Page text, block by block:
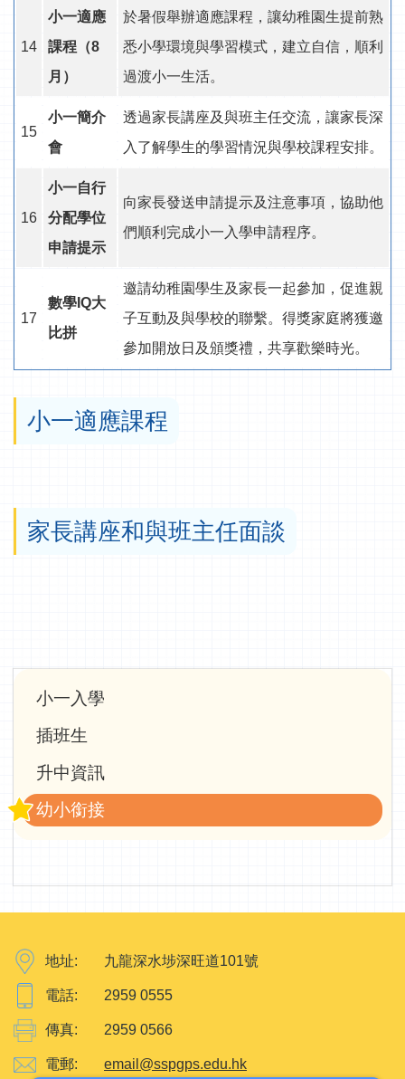
14
小一適應
課程（8
月）
於暑假舉辦適應課程，讓幼稚園生提前熟
悉小學環境與學習模式，建立自信，順利
過渡小一生活。
15
小一簡介
會
透過家長講座及與班主任交流，讓家長深
入了解學生的學習情況與學校課程安排。
16
小一自行
分配學位
申請提示
向家長發送申請提示及注意事項，協助他
們順利完成小一入學申請程序。
17
數學IQ大
比拼
邀請幼稚園學生及家長一起參加，促進親
子互動及與學校的聯繫。得獎家庭將獲邀
參加開放日及頒獎禮，共享歡樂時光。
小一適應課程
家長講座和與班主任面談
Main
navigation
小一入學
插班生
升中資訊
幼小銜接
地址: 九龍深水埗深旺道101號
電話: 2959 0555
傳真: 2959 0566
電郵: email@sspgps.edu.hk